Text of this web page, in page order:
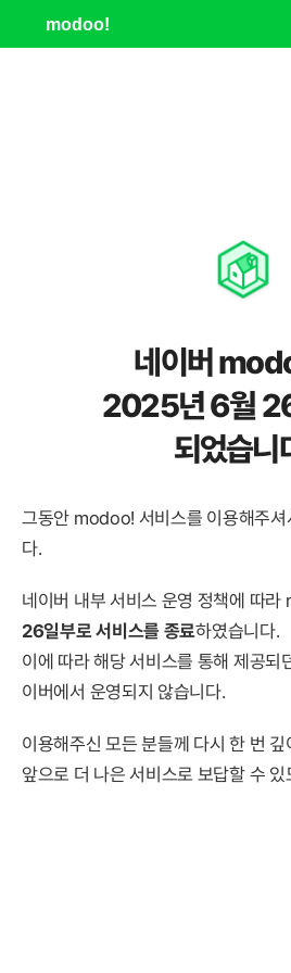
modoo!
네이버
2025년 6월
되었습니
그동안 modoo! 서비스를 이용해주셔
다.
네이버 내부 서비스 운영 정책에 따
26일부로 서비스를 종료하였습니다.
이에 따라 해당 서비스를 통해 제공되
이버에서 운영되지 않습니다.
이용해주신 모든 분들께 다시 한 번
앞으로 더 나은 서비스로 보답할 수